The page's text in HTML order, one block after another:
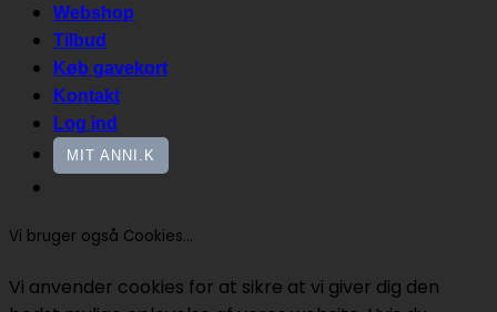
Webshop
Tilbud
Køb gavekort
Kontakt
Log ind
MIT ANNI.K
Vi bruger også Cookies...
Vi anvender cookies for at sikre at vi giver dig den